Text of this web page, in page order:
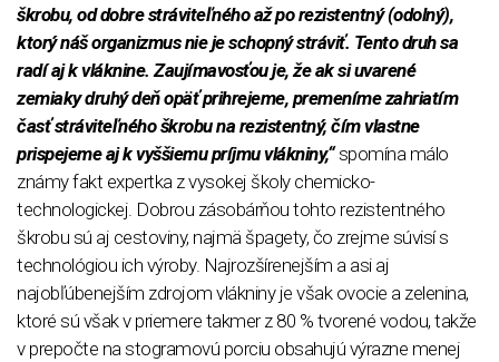
škrobu, od dobre stráviteľného až po rezistentný (odolný),
ktorý náš organizmus nie je schopný stráviť. Tento druh sa
radí aj k vláknine. Zaujímavosťou je, že ak si uvarené
zemiaky druhý deň opäť prihrejeme, premeníme zahriatím
časť stráviteľného škrobu na rezistentný, čím vlastne
prispejeme aj k vyššiemu príjmu vlákniny,“spomína málo
známy fakt expertka z vysokej školy chemicko-
technologickej. Dobrou zásobárňou tohto rezistentného
škrobu sú aj cestoviny, najmä špagety, čo zrejme súvisí s
technológiou ich výroby. Najrozšírenejším a asi aj
najobľúbenejším zdrojom vlákniny je však ovocie a zelenina,
ktoré sú však v priemere takmer z 80 % tvorené vodou, takže
v prepočte na stogramovú porciu obsahujú výrazne menej